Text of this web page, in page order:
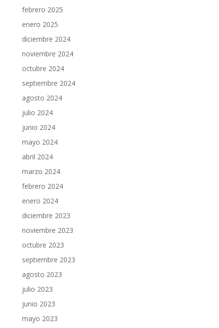
febrero 2025
enero 2025
diciembre 2024
noviembre 2024
octubre 2024
septiembre 2024
agosto 2024
julio 2024
junio 2024
mayo 2024
abril 2024
marzo 2024
febrero 2024
enero 2024
diciembre 2023
noviembre 2023
octubre 2023
septiembre 2023
agosto 2023
julio 2023
junio 2023
mayo 2023